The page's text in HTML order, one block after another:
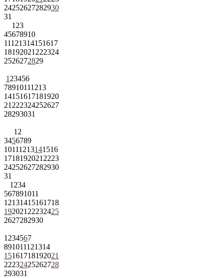
24252627282930
31
1 23
45678910
11121314151617
18192021 222324
2526272829
1 23456
78910111213
14151617181920
21 222324252627
28293031
1 2
3456789
10111213141516
1718192021 2223
24252627282930
31
1 234
567891011
12131415161718
192021 22232425
2627282930
1 234567
891011121314
15161718192021
22232425262728
293031